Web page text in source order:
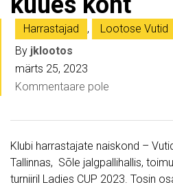
Harrastajad ,
Lootose Vutid
By jklootos
märts 25, 2023
Kommentaare pole
Klubi harrastajate naiskond –
Tallinnas, Sõle jalgpallihallis,
turniiril Ladies CUP 2023. Tosin